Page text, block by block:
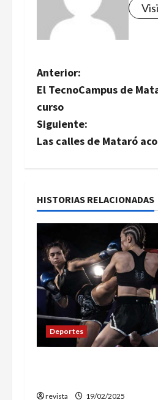
N
a
v
a
c
i
ó
n
d
Anterior:
El TecnoCampus de
curso
Siguiente:
Las calles de Mataró
HISTORIAS RELACIONADAS
Deportes
revista 19/02/2025